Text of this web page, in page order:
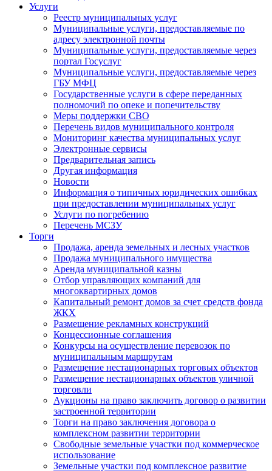
Услуги
Реестр муниципальных услуг
Муниципальные услуги, предоставляемые по
адресу электронной почты
Муниципальные услуги, предоставляемые через
портал Госуслуг
Муниципальные услуги, предоставляемые через
ГБУ МФЦ
Государственные услуги в сфере переданных
полномочий по опеке и попечительству
Меры поддержки СВО
Перечень видов муниципального контроля
Мониторинг качества муниципальных услуг
Электронные сервисы
Предварительная запись
Другая информация
Новости
Информация о типичных юридических ошибках
при предоставлении муниципальных услуг
Услуги по погребению
Перечень МСЗУ
Торги
Продажа, аренда земельных и лесных участков
Продажа муниципального имущества
Аренда муниципальной казны
Отбор управляющих компаний для
многоквартирных домов
Капитальный ремонт домов за счет средств фонда
ЖКХ
Размещение рекламных конструкций
Концессионные соглашения
Конкурсы на осуществление перевозок по
муниципальным маршрутам
Размещение нестационарных торговых объектов
Размещение нестационарных объектов уличной
торговли
Аукционы на право заключить договор о развитии
застроенной территории
Торги на право заключения договора о
комплексном развитии территории
Свободные земельные участки под коммерческое
использование
Земельные участки под комплексное развитие